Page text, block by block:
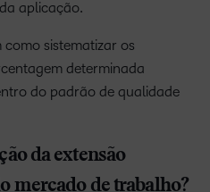
aplicação.
como sistematizar os
determinada
do padrão de qualidade
da extensão
mercado de trabalho?